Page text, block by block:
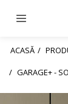
ACASĂ
GARAGE+ -